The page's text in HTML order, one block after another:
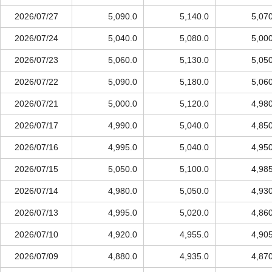
2026/07/27 5,090.0 5,140.0
2026/07/24 5,040.0 5,080.0
2026/07/23 5,060.0 5,130.0
2026/07/22 5,090.0 5,180.0
2026/07/21 5,000.0 5,120.0
2026/07/17 4,990.0 5,040.0
2026/07/16 4,995.0 5,040.0
2026/07/15 5,050.0 5,100.0
2026/07/14 4,980.0 5,050.0
2026/07/13 4,995.0 5,020.0
2026/07/10 4,920.0 4,955.0
2026/07/09 4,880.0 4,935.0